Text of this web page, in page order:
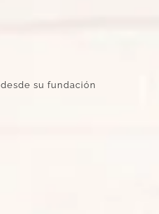
su fundación